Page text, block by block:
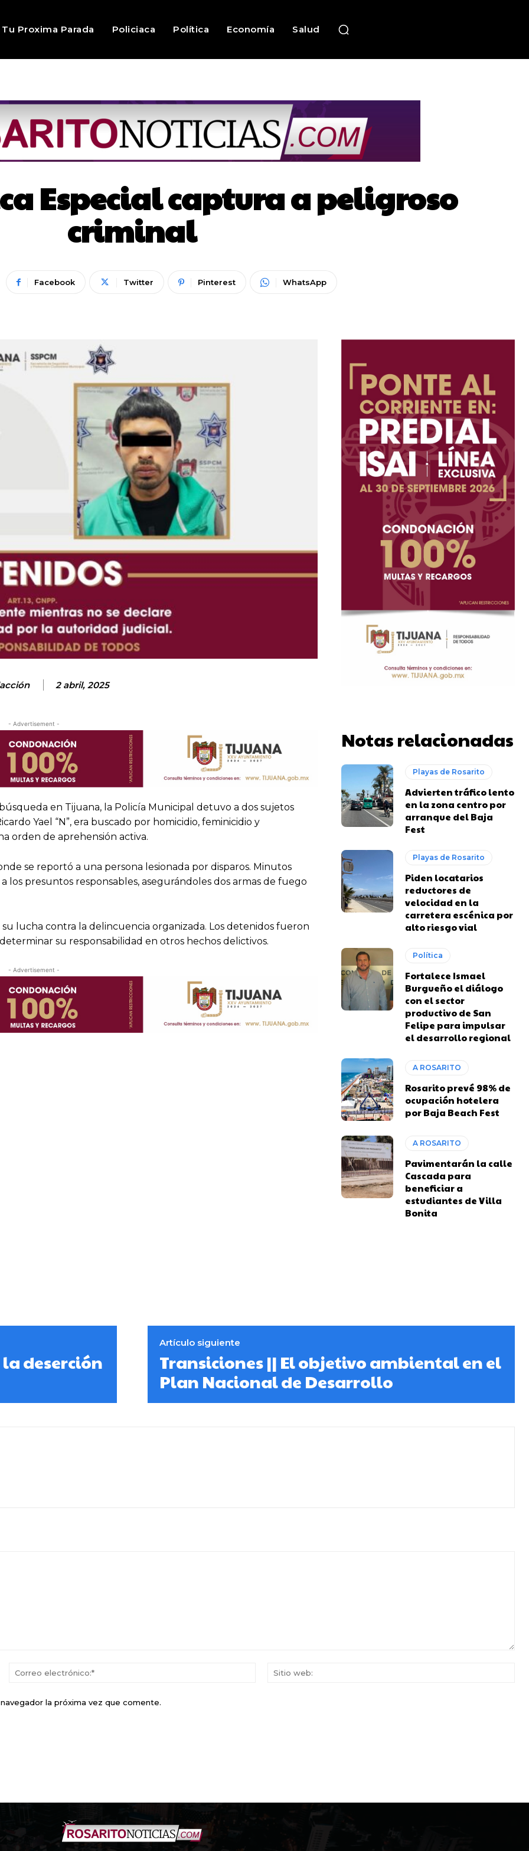
Tu Proxima Parada Policiaca Política Economía Salud
Especial captura a peligroso
criminal
Facebook Twitter Pinterest WhatsApp
2 abril, 2025
- Advertisement -
en Tijuana, la Policía Municipal detuvo a dos sujetos
Yael “N”, era buscado por homicidio, feminicidio y
orden de aprehensión activa.
se reportó a una persona lesionada por disparos. Minutos
los presuntos responsables, asegurándoles dos armas de fuego
lucha contra la delincuencia organizada. Los detenidos fueron
su responsabilidad en otros hechos delictivos.
- Advertisement -
Notas relacionadas
Playas de Rosarito
Advierten tráfico lento
en la zona centro por
arranque del Baja
Fest
Playas de Rosarito
Piden locatarios
reductores de
velocidad en la
carretera escénica por
alto riesgo vial
Política
Fortalece Ismael
Burgueño el diálogo
con el sector
productivo de San
Felipe para impulsar
el desarrollo regional
A ROSARITO
Rosarito prevé 98% de
ocupación hotelera
por Baja Beach Fest
A ROSARITO
Pavimentarán la calle
Cascada para
beneficiar a
estudiantes de Villa
Bonita
deserción
Artículo siguiente
Transiciones || El objetivo ambiental en el
Plan Nacional de Desarrollo
Correo
la próxima vez que comente.